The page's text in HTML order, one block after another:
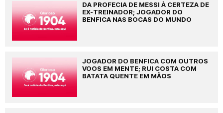
DA PROFECIA DE MESSI À CERTEZA DE
EX-TREINADOR; JOGADOR DO
BENFICA NAS BOCAS DO MUNDO
JOGADOR DO BENFICA COM OUTROS
VOOS EM MENTE; RUI COSTA COM
BATATA QUENTE EM MÃOS